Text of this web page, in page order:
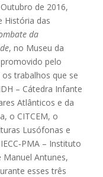
de 2016,
História das
da
, no Museu da
pelo
trabalhos que se
– Cátedra Infante
Atlânticos e da
o CITCEM, o
Lusófonas e
– Instituto
Manuel Antunes,
esses três